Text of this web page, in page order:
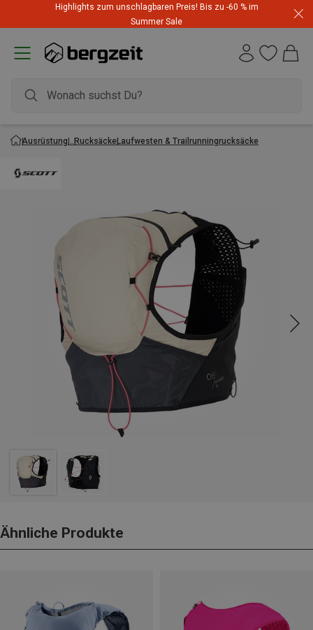
Highlights zum unschlagbaren Preis! Bis zu -60 % im
Summer Sale
Ausrüstung RucksäckeLaufwesten & Trailrunningrucksäcke
Ähnliche Produkte